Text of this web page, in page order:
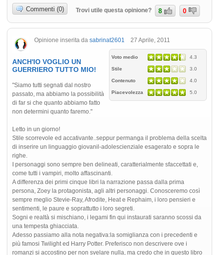
Commenti (0) Trovi utile questa opinione? 8 0
Opinione inserita da sabrinat2601 27 Aprile, 2011
Voto medio 4.3
Stile 3.0
Contenuto 4.0
Piacevolezza 5.0
ANCH'IO VOGLIO UN
GUERRIERO TUTTO MIO!
"Siamo tutti segnati dal nostro
passato, ma abbiamo la possibilità
di far si che quanto abbiamo fatto
non determini quanto faremo."
Letto in un giorno!
Stile scorrevole ed accativante..seppur permanga il problema della scelta
di inserire un linguaggio giovanil-adolescienziale esagerato e sopra le
righe.
I personaggi sono sempre ben delineati, caratterialmente sfaccettati e,
come tutti i vampiri, molto affascinanti.
A differenza dei primi cinque libri la narrazione passa dalla prima
persona, Zoey la protagonista, agli altri personaggi. Conosceremo così
sempre meglio Stevie-Ray, Afrodite, Heat e Rephaim, i loro pensieri e
sentimenti, le paure e soprattutto i loro segreti.
Sogni e realtà si mischiano, i legami fin qui instaurati saranno scossi da
una tempesta ghiacciata.
Adesso passiamo alla nota negativa:la somiglianza con i precedenti e
più famosi Twilight ed Harry Potter. Preferisco non descrivere ove i
romanzi si accostino per non svelare nulla, ma credo che in questo libro